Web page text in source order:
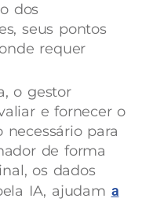
dos
seus pontos
requer
o gestor
e fornecer o
para
de forma
os dados
IA, ajudam a